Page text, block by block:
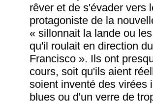
rêver et de s'évader vers
protagoniste de la
« sillonnait la lande ou
qu'il roulait en direction
Francisco ». Ils ont
cours, soit qu'ils aient
soient inventé des virées
blues ou d'un verre de